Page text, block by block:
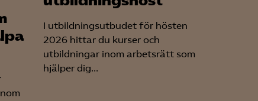
I utbildningsutbudet för hösten
2026 hittar du kurser och
utbildningar inom arbetsrätt som
hjälper dig...